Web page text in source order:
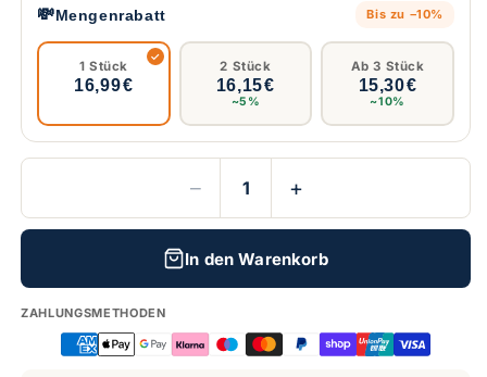
💸Mengenrabatt Bis zu −10%
1 Stück
16,99 €
2 Stück
16,15 €
~5%
Ab 3 Stück
15,30 €
~10%
− +
In den Warenkorb
ZAHLUNGSMETHODEN